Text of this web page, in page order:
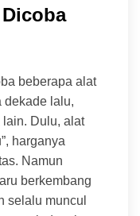
beberapa alat
dekade lalu,
lain. Dulu, alat
harganya
Namun
berkembang
selalu muncul